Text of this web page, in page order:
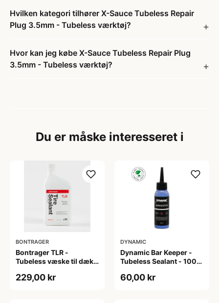
Hvilken kategori tilhører X-Sauce Tubeless Repair
Plug 3.5mm - Tubeless værktøj?
Hvor kan jeg købe X-Sauce Tubeless Repair Plug
3.5mm - Tubeless værktøj?
Du er måske interesseret i
BONTRAGER
Bontrager TLR -
Tubeless væske til dæk -
229,00 kr
DYNAMIC
Dynamic Bar Keeper -
Tubeless Sealant - 100
60,00 kr